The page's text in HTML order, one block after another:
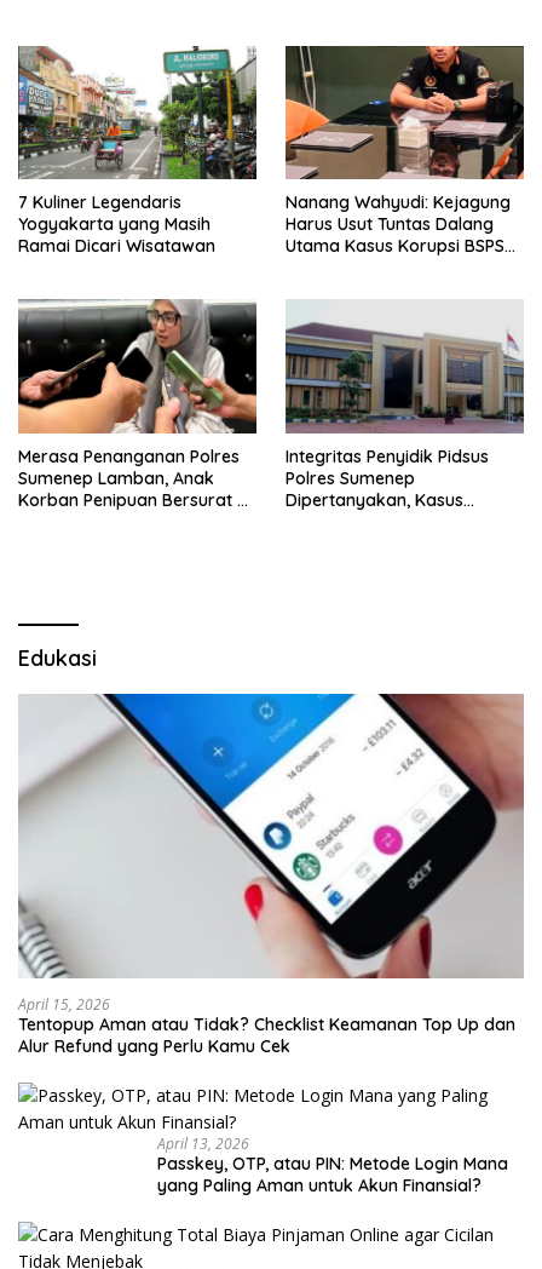
7 Kuliner Legendaris
Yogyakarta yang Masih
Ramai Dicari Wisatawan
Nanang Wahyudi: Kejagung
Harus Usut Tuntas Dalang
Utama Kasus Korupsi BSPS
Merasa Penanganan Polres
Sumenep Lamban, Anak
Korban Penipuan Bersurat ke
Integritas Penyidik Pidsus
Polres Sumenep
Dipertanyakan, Kasus
Edukasi
April 15, 2026
Tentopup Aman atau Tidak? Checklist Keamanan Top Up dan
Alur Refund yang Perlu Kamu Cek
April 13, 2026
Passkey, OTP, atau PIN: Metode Login Mana
yang Paling Aman untuk Akun Finansial?